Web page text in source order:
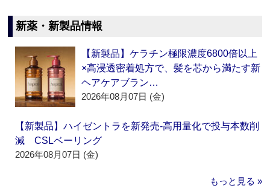
新薬・新製品情報
【新製品】ケラチン極限濃度6800倍以上
×高浸透密着処方で、髪を芯から満たす新
ヘアケアブラン…
2026年08月07日 (金)
【新製品】ハイゼントラを新発売‐高用量化で投与本数削
減 CSLベーリング
2026年08月07日 (金)
もっと見る »